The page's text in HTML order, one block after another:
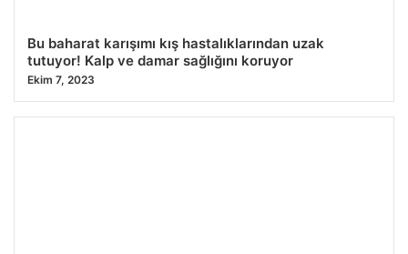
Bu baharat karışımı kış hastalıklarından uzak
tutuyor! Kalp ve damar sağlığını koruyor
Ekim 7, 2023